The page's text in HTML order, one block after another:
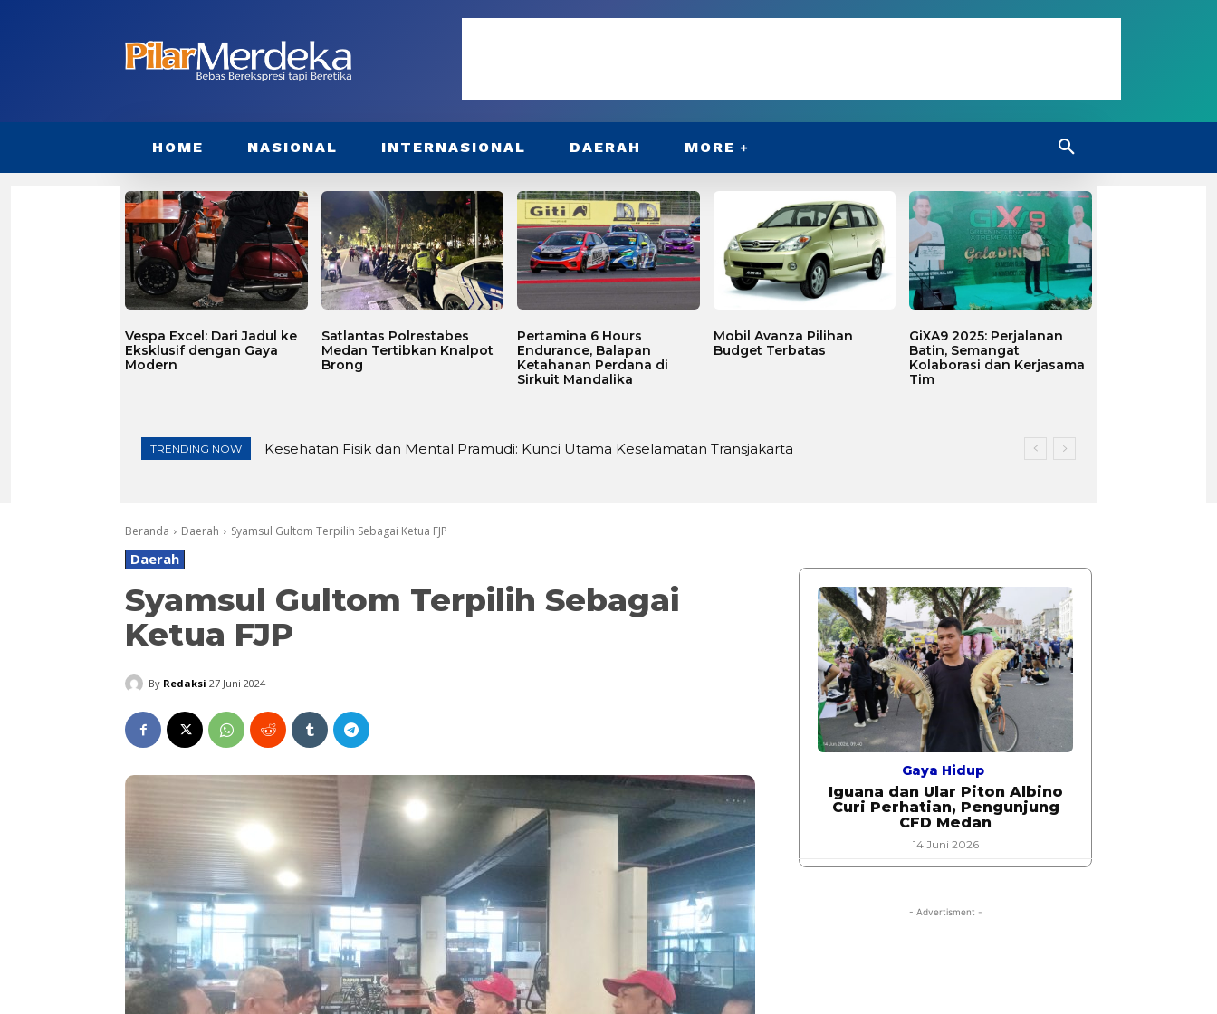
HOME NASIONAL INTERNASIONAL DAERAH MORE
Vespa Excel: Dari Jadul ke
Eksklusif dengan Gaya
Modern
Satlantas Polrestabes
Medan Tertibkan Knalpot
Brong
Pertamina 6 Hours
Endurance, Balapan
Ketahanan Perdana di
Sirkuit Mandalika
Mobil Avanza Pilihan
Budget Terbatas
GiXA9 2025: Perjalanan
Batin, Semangat
Kolaborasi dan Kerjasama
Tim
TRENDING NOW Kesehatan Fisik dan Mental Pramudi: Kunci Utama Keselamatan Transjakarta
Beranda Daerah Syamsul Gultom Terpilih Sebagai Ketua FJP
Daerah
Syamsul Gultom Terpilih Sebagai
Ketua FJP
By Redaksi 27 Juni 2024
Gaya Hidup
Iguana dan Ular Piton Albino
Curi Perhatian, Pengunjung
CFD Medan
14 Juni 2026
- Advertisment -